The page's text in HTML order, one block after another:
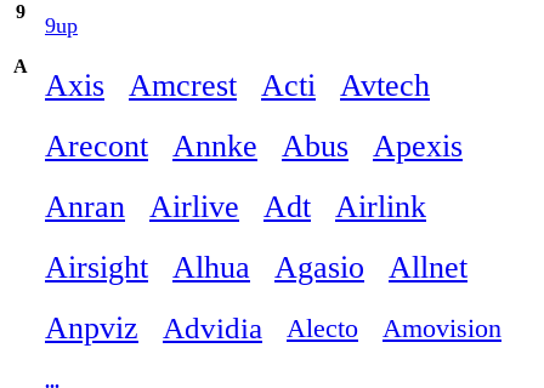
9
9up
A
Axis Amcrest Acti
Avtech
Arecont
Annke Abus
Apexis
Anran
Airlive Adt
Airlink
Airsight
Alhua Agasio
Allnet
Anpviz
Advidia Alecto Amovision
...